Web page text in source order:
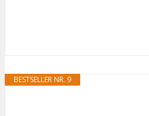
BESTSELLER NR. 9